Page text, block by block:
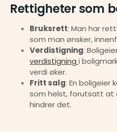
Rettigheter som
Bruksrett: Man har
som man ønsker,
Verdistigning
verdistigning i
verdi øker.
Fritt salg: En boligeier
som helst, forutsatt at
hindrer det.